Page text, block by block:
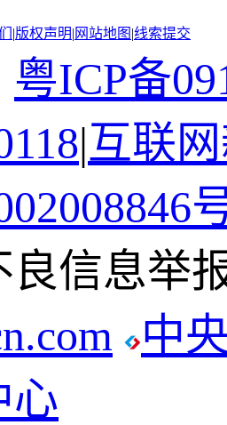
|版权声明| 网站地图 |线索提交
粤ICP备
|互联
信息举
中
心